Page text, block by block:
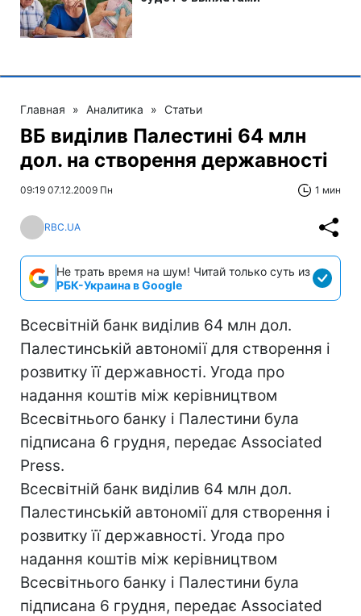
Главная » Аналитика » Статьи
ВБ виділив Палестині 64 млн
дол. на створення державності
09:19 07.12.2009 Пн 1 мин
RBC.UA
Не трать время на шум! Читай только суть из
РБК-Украина в Google
Всесвітній банк виділив 64 млн дол.
Палестинській автономії для створення і
розвитку її державності. Угода про
надання коштів між керівництвом
Всесвітнього банку і Палестини була
підписана 6 грудня, передає Associated
Press.
Всесвітній банк виділив 64 млн дол.
Палестинській автономії для створення і
розвитку її державності. Угода про
надання коштів між керівництвом
Всесвітнього банку і Палестини була
підписана 6 грудня, передає Associated